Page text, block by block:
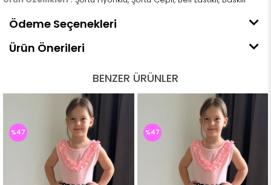
Ödeme Seçenekleri
Ürün Önerileri
BENZER ÜRÜNLER
%47 %47